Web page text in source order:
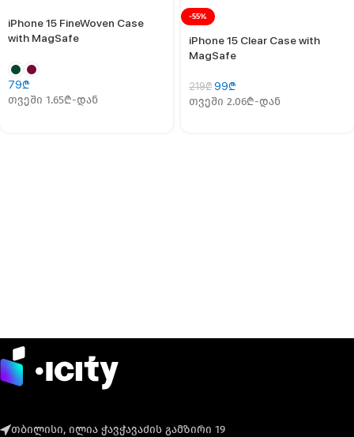
iPhone 15 FineWoven Case
with MagSafe
79₾
თვეში 1.65₾-დან
-55%
iPhone 15 Clear Case with
MagSafe
219₾ 99₾
თვეში 2.06₾-დან
თბილისი, ილია ჭავჭავაძის გამზირი 19